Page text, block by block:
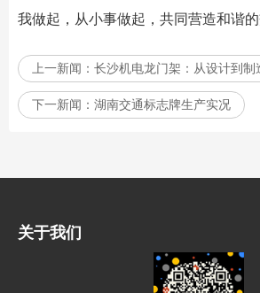
我做起，从小事做起，共同营造和谐的
上一新闻： 长沙机电龙门架：从设计到制
下一新闻： 湖南交通标志牌生产实况
关于我们